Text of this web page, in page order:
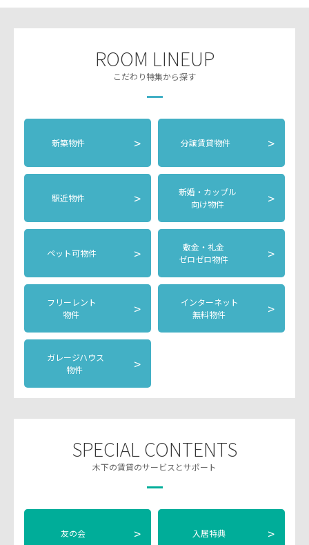
ROOM LINEUP
こだわり特集から探す
新築物件 > 分譲賃貸物件 >
駅近物件 >
新婚・カップル
向け物件
>
ペット可物件 >
敷金・礼金
ゼロゼロ物件
>
フリーレント
物件
>
インターネット
無料物件
>
ガレージハウス
物件
>
SPECIAL CONTENTS
木下の賃貸のサービスとサポート
友の会 > 入居特典 >